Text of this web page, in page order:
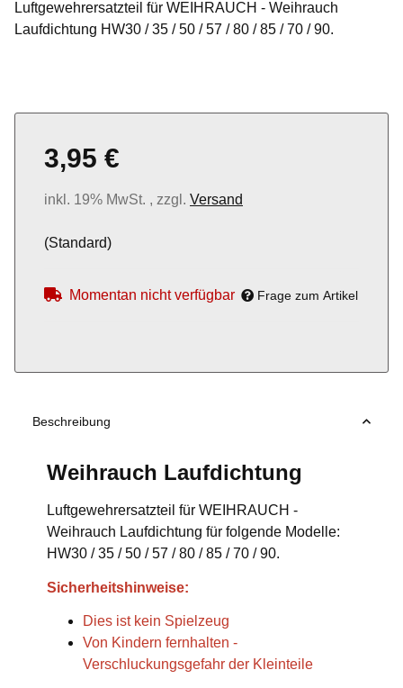
Luftgewehrersatzteil für WEIHRAUCH - Weihrauch
Laufdichtung HW30 / 35 / 50 / 57 / 80 / 85 / 70 / 90.
3,95 €
inkl. 19% MwSt. , zzgl. Versand
(Standard)
Momentan nicht verfügbar Frage zum Artikel
Beschreibung
Weihrauch Laufdichtung
Luftgewehrersatzteil für WEIHRAUCH -
Weihrauch Laufdichtung für folgende Modelle:
HW30 / 35 / 50 / 57 / 80 / 85 / 70 / 90.
Sicherheitshinweise:
Dies ist kein Spielzeug
Von Kindern fernhalten -
Verschluckungsgefahr der Kleinteile